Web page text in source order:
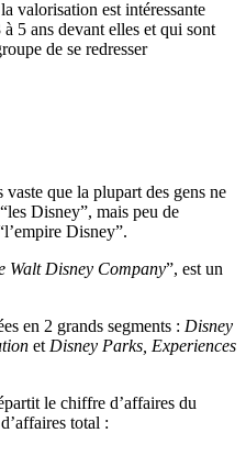
valorisation est intéressante
5 ans devant elles et qui sont
de se redresser
que la plupart des gens ne
Disney”, mais peu de
Disney”.
Walt Disney Company”, est un
en 2 grands segments : Disney
et Disney Parks, Experiences
le chiffre d’affaires du
total :